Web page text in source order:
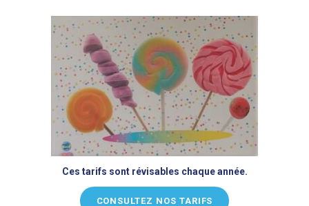
Ces tarifs sont révisables chaque année.
CONSULTEZ NOS TARIFS